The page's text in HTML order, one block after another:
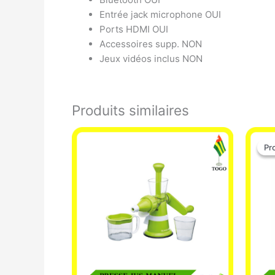
Entrée jack microphone OUI
Ports HDMI OUI
Accessoires supp. NON
Jeux vidéos inclus NON
Produits similaires